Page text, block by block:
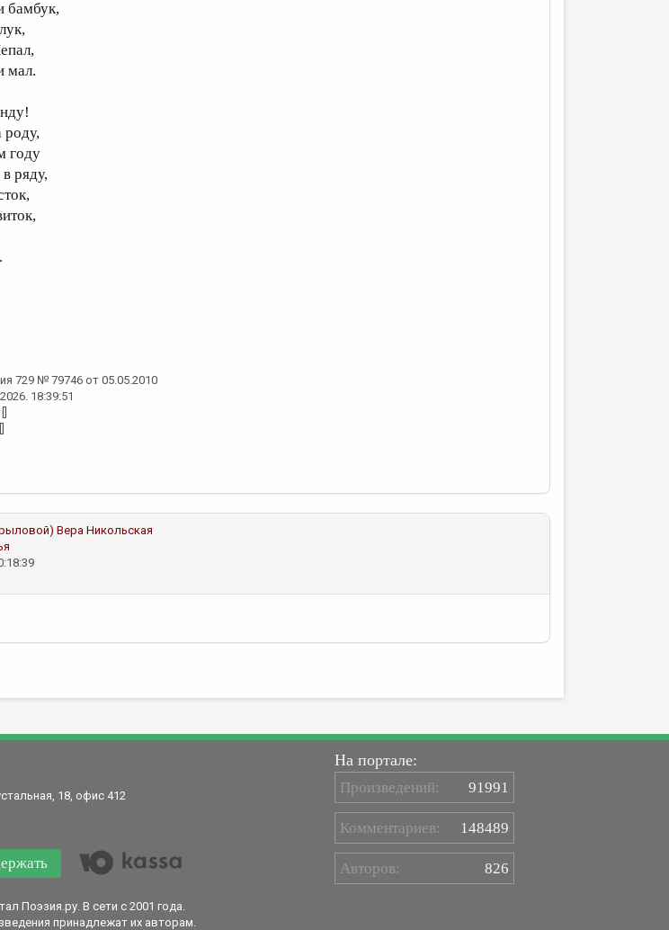
бамбук,
мал.
роду,
году
ряду,
729 № 79746 от 05.05.2010
18:39:51
Вера Никольская
18, офис 412
Поэзия.ру. В сети с 2001 года.
принадлежат их авторам.
На портале:
Произведений: 91991
Комментариев: 148489
Авторов: 826